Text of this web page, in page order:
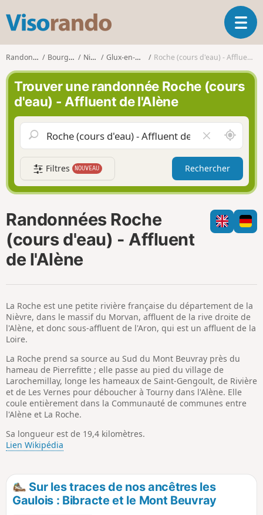
s
o
r
n
d
o
O
u
r
a
n
v
g
a
i
o
Randonnées Bourgogne Nièvre Glux-en-Glenne Roche (cours d'eau) - Affluent de l'Alène
Trouver une randonnée Roche (cours
d'eau) - Affluent de l'Alène
i
d
e
r
l
e
h
A
u
t
u
r
d
e
m
Filtres NOUVEAU Rechercher
Randonnées Roche
(cours d'eau) - Affluent
de l'Alène
La Roche est une petite rivière française du département de la
Nièvre, dans le massif du Morvan, affluent de la rive droite de
l'Alène, et donc sous-affluent de l'Aron, qui est un affluent de la
Loire.
La Roche prend sa source au Sud du Mont Beuvray près du
hameau de Pierrefitte ; elle passe au pied du village de
Larochemillay, longe les hameaux de Saint-Gengoult, de Rivière
et de Les Vernes pour déboucher à Tourny dans l'Alène. Elle
coule entièrement dans la Communauté de communes entre
l'Alène et La Roche.
Sa longueur est de 19,4 kilomètres.
Lien Wikipédia
Sur les traces de nos ancêtres les
Gaulois : Bibracte et le Mont Beuvray